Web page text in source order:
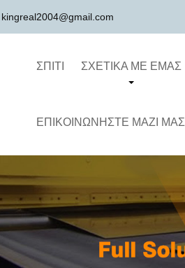
kingreal2004@gmail.com
ΣΠΊΤΙ ΣΧΕΤΙΚΆ ΜΕ ΕΜΆΣ
ΕΠΙΚΟΙΝΩΝΉΣΤΕ ΜΑΖΊ ΜΑΣ